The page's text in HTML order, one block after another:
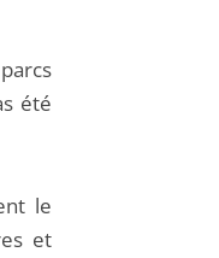
été
le
et